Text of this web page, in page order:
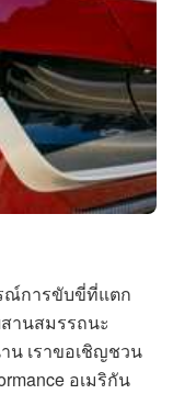
ณ์การขับขี่ที่แตก
านสมรรถนะ
น เราขอเชิญชวน
อเมริกัน